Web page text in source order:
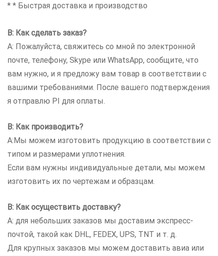
* * Быстрая доставка и производство
В: Как сделать заказ?
A: Пожалуйста, свяжитесь со мной по электронной
почте, телефону, Skype или WhatsApp, сообщите, что
вам нужно, и я предложу вам товар в соответствии с
вашими требованиями. После вашего подтверждения
я отправлю PI для оплаты.
В: Как производить?
A:Мы можем изготовить продукцию в соответствии с
типом и размерами уплотнения.
Если вам нужны индивидуальные детали, мы можем
изготовить их по чертежам и образцам.
В: Как осуществить доставку?
A: для небольших заказов мы доставим экспресс-
почтой, такой как DHL, FEDEX, UPS, TNT и т. д.
Для крупных заказов мы можем доставить авиа или